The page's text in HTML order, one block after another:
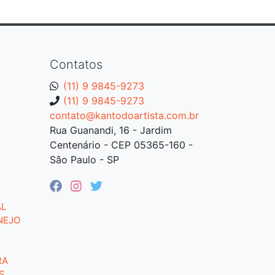
Contatos
(11) 9 9845-9273
(11) 9 9845-9273
contato@kantodoartista.com.br
Rua Guanandi, 16 - Jardim
Centenário - CEP 05365-160 -
São Paulo - SP